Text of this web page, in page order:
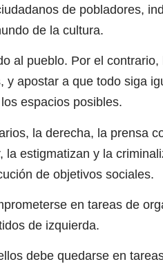
de pobladores,
de la cultura.
al pueblo. Por el
y apostar a que todo siga
espacios posibles.
la derecha, la prensa
la estigmatizan y la
de objetivos sociales.
en tareas de
de izquierda.
debe quedarse en